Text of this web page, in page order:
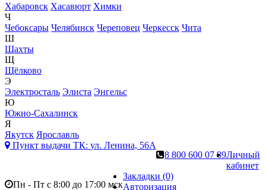
Хабаровск Хасавюрт Химки
Ч
Чебоксары Челябинск Череповец Черкесск Чита
Ш
Шахты
Щ
Щёлково
Э
Электросталь Элиста Энгельс
Ю
Южно-Сахалинск
Я
Якутск Ярославль
Пункт выдачи ТК: ул. Ленина, 56А
8 800 600 07 89
Пн - Пт с 8:00 до 17:00 мск
Личный
кабинет
Закладки (0)
Авторизация